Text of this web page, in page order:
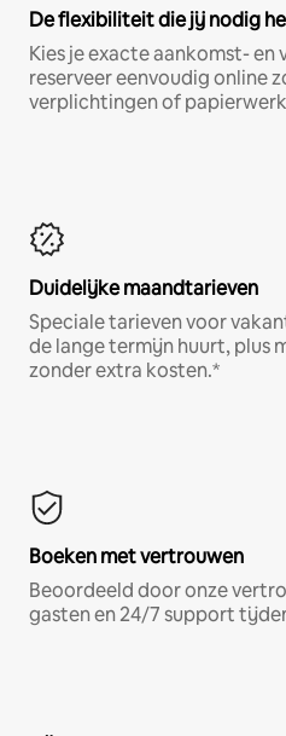
De flexibiliteit die jij nodig
Kies je exacte aankomst-
reserveer eenvoudig online
verplichtingen of
Duidelijke maandtarieven
Speciale tarieven voor
de lange termijn huurt, plus
zonder extra kosten.*
Boeken met vertrouwen
Beoordeeld door onze
gasten en 24/7 support